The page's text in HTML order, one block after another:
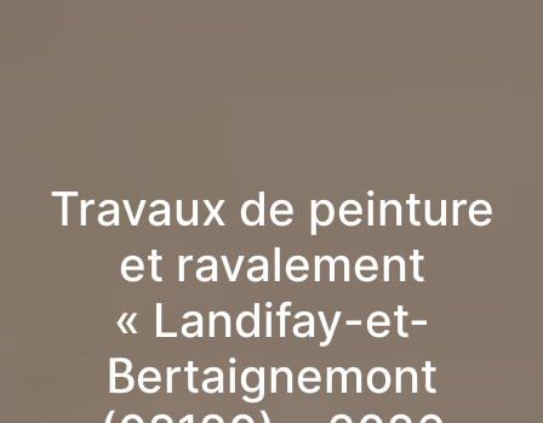
Travaux de peinture
et ravalement
« Landifay-et-
Bertaignemont